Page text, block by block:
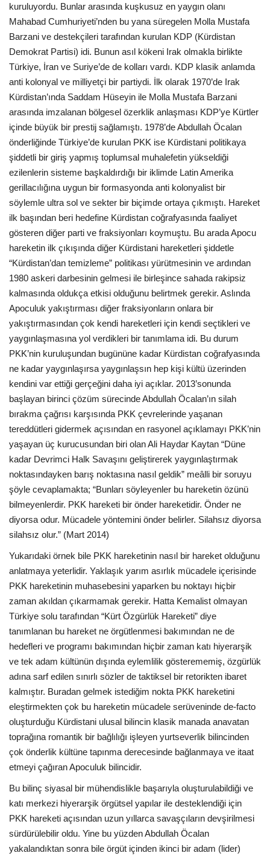
kuruluyordu. Bunlar arasında kuşkusuz en yaygın olanı
Mahabad Cumhuriyeti’nden bu yana süregelen Molla Mustafa
Barzani ve destekçileri tarafından kurulan KDP (Kürdistan
Demokrat Partisi) idi. Bunun asıl kökeni Irak olmakla birlikte
Türkiye, İran ve Suriye’de de kolları vardı. KDP klasik anlamda
anti kolonyal ve milliyetçi bir partiydi. İlk olarak 1970’de Irak
Kürdistan’ında Saddam Hüseyin ile Molla Mustafa Barzani
arasında imzalanan bölgesel özerklik anlaşması KDP’ye Kürtler
içinde büyük bir prestij sağlamıştı. 1978’de Abdullah Öcalan
önderliğinde Türkiye’de kurulan PKK ise Kürdistani politikaya
şiddetli bir giriş yapmış toplumsal muhalefetin yükseldiği
ezilenlerin sisteme başkaldırdığı bir iklimde Latin Amerika
gerillacılığına uygun bir formasyonda anti kolonyalist bir
söylemle ultra sol ve sekter bir biçimde ortaya çıkmıştı. Hareket
ilk başından beri hedefine Kürdistan coğrafyasında faaliyet
gösteren diğer parti ve fraksiyonları koymuştu. Bu arada Apocu
hareketin ilk çıkışında diğer Kürdistani hareketleri şiddetle
“Kürdistan’dan temizleme” politikası yürütmesinin ve ardından
1980 askeri darbesinin gelmesi ile birleşince sahada rakipsiz
kalmasında oldukça etkisi olduğunu belirtmek gerekir. Aslında
Apoculuk yakıştırması diğer fraksiyonların onlara bir
yakıştırmasından çok kendi hareketleri için kendi seçtikleri ve
yaygınlaşmasına yol verdikleri bir tanımlama idi. Bu durum
PKK’nin kuruluşundan bugününe kadar Kürdistan coğrafyasında
ne kadar yaygınlaşırsa yaygınlaşsın hep kişi kültü üzerinden
kendini var ettiği gerçeğini daha iyi açıklar. 2013’sonunda
başlayan birinci çözüm sürecinde Abdullah Öcalan’ın silah
bırakma çağrısı karşısında PKK çevrelerinde yaşanan
tereddütleri gidermek açısından en rasyonel açıklamayı PKK’nin
yaşayan üç kurucusundan biri olan Ali Haydar Kaytan “Düne
kadar Devrimci Halk Savaşını geliştirerek yaygınlaştırmak
noktasındayken barış noktasına nasıl geldik” meâlli bir soruyu
şöyle cevaplamakta; “Bunları söyleyenler bu hareketin özünü
bilmeyenlerdir. PKK hareketi bir önder hareketidir. Önder ne
diyorsa odur. Mücadele yöntemini önder belirler. Silahsız diyorsa
silahsız olur.” (Mart 2014)
Yukarıdaki örnek bile PKK hareketinin nasıl bir hareket olduğunu
anlatmaya yeterlidir. Yaklaşık yarım asırlık mücadele içerisinde
PKK hareketinin muhasebesini yaparken bu noktayı hiçbir
zaman akıldan çıkarmamak gerekir. Hatta Kemalist olmayan
Türkiye solu tarafından “Kürt Özgürlük Hareketi” diye
tanımlanan bu hareket ne örgütlenmesi bakımından ne de
hedefleri ve programı bakımından hiçbir zaman katı hiyerarşik
ve tek adam kültünün dışında eylemlilik gösterememiş, özgürlük
adına sarf edilen sınırlı sözler de taktiksel bir retorikten ibaret
kalmıştır. Buradan gelmek istediğim nokta PKK hareketini
eleştirmekten çok bu hareketin mücadele serüveninde de-facto
oluşturduğu Kürdistani ulusal bilincin klasik manada anavatan
toprağına romantik bir bağlılığı işleyen yurtseverlik bilincinden
çok önderlik kültüne tapınma derecesinde bağlanmaya ve itaat
etmeyi çağıran Apoculuk bilincidir.
Bu bilinç siyasal bir mühendislikle başarıyla oluşturulabildiği ve
katı merkezi hiyerarşik örgütsel yapılar ile desteklendiği için
PKK hareketi açısından uzun yıllarca savaşçıların devşirilmesi
sürdürülebilir oldu. Yine bu yüzden Abdullah Öcalan
yakalandıktan sonra bile örgüt içinden ikinci bir adam (lider)